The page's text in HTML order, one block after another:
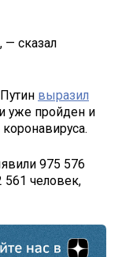
— сказал
выразил
уже пройден и
975 576
561 человек,